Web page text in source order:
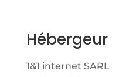
Hébergeur
1&1 internet SARL